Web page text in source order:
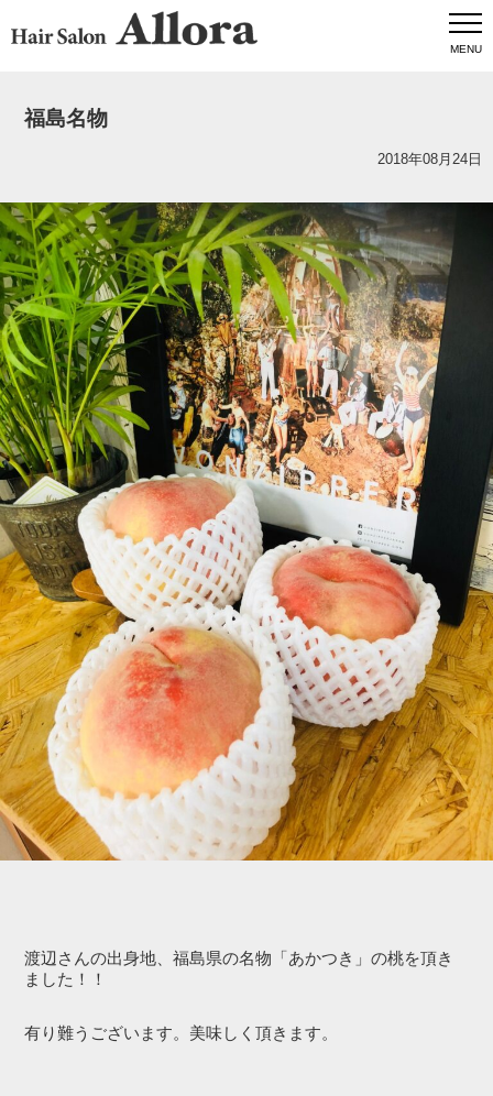
MENU
福島名物
2018年08月24日
渡辺さんの出身地、福島県の名物「あかつき」の桃を頂き
ました！！
有り難うございます。美味しく頂きます。